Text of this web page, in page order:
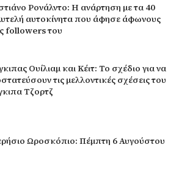
Ρονάλντο: Η ανάρτηση με τα 40
αυτοκίνητα που άφησε άφωνους
followers του
Ουίλιαμ και Κέιτ: Το σχέδιο για να
τις μελλοντικές σχέσεις του
Τζορτζ
Ωροσκόπιο: Πέμπτη 6 Αυγούστου